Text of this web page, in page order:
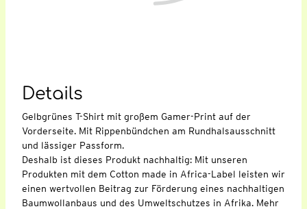
Details
Gelbgrünes T-Shirt mit großem Gamer-Print auf der
Vorderseite. Mit Rippenbündchen am Rundhalsausschnitt
und lässiger Passform.
Deshalb ist dieses Produkt nachhaltig: Mit unseren
Produkten mit dem Cotton made in Africa-Label leisten wir
einen wertvollen Beitrag zur Förderung eines nachhaltigen
Baumwollanbaus und des Umweltschutzes in Afrika. Mehr